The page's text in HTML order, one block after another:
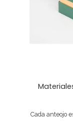
Cada anteojo